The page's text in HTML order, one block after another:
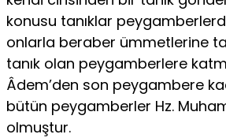
konusu tanıklar
onlarla be­raber ümmetlerine
tanık olan peygamberlere
Âdem’den son peygambere
bütün pey­gamberler Hz.
olmuştur.